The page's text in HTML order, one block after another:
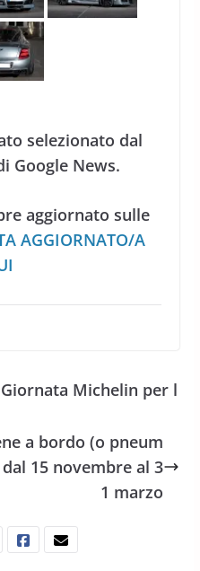
selezionato dal
Google News.
aggiornato sulle
AGGIORNATO/A
Michelin per l
a bordo (o pneum
15 novembre al 3
1 marzo